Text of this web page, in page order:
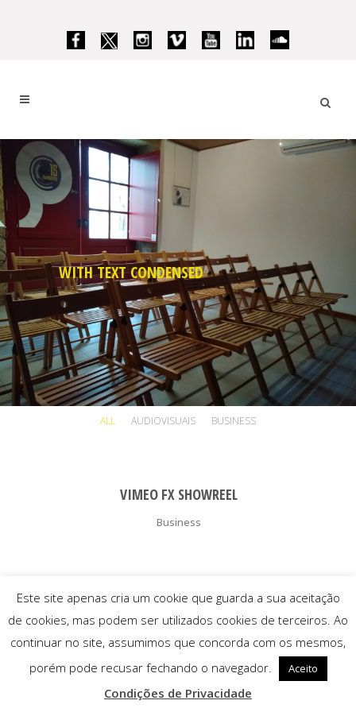
WITH TEXT CONDENSED
ALL AUDIOVISUAIS BUSINESS
VIMEO FX SHOWREEL
Business
© 2025 Associação ST Arte |Condições de Privacidade
Este site apenas cria um cookie que guarda a sua aceitação
de cookies, mas podem ser utilizados cookies de terceiros. Ao
continuar no site, assumimos que concorda com os mesmos,
porém pode recusar fechando o navegador.
Aceito
Condições de Privacidade